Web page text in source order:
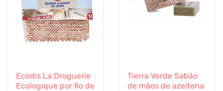
Ecodis La Droguerie
Ecologique por fio de
Tierra Verde Sabão
de mãos de azeitona